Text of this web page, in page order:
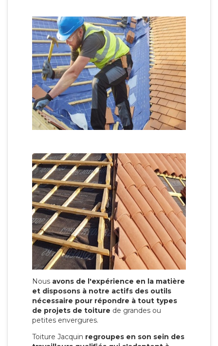
Nous avons de l'expérience en la matière
et disposons à notre actifs des outils
nécessaire pour répondre à tout types
de projets de toiture de grandes ou
petites envergures.
Toiture Jacquin regroupes en son sein des